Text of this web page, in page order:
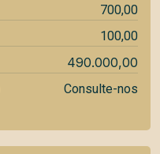
700,00
100,00
490.000,00
Consulte-nos